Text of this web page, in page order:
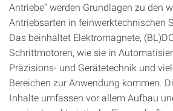
Antriebe“ werden Grundlagen zu den
Antriebsarten in feinwerktechnischen
Das beinhaltet Elektromagnete,
Schrittmotoren, wie sie in
Präzisions- und Gerätetechnik und
Bereichen zur Anwendung kommen.
Inhalte umfassen vor allem Aufbau